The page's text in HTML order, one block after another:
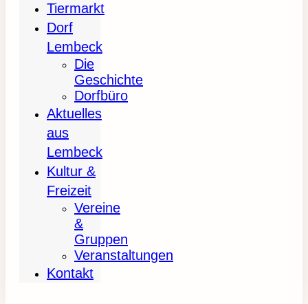
Tiermarkt
Dorf
Lembeck
Die
Geschichte
Dorfbüro
Aktuelles
aus
Lembeck
Kultur &
Freizeit
Vereine
&
Gruppen
Veranstaltungen
Kontakt